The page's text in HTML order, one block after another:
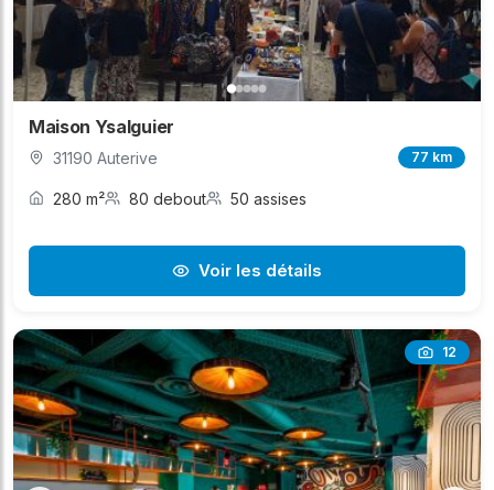
Maison Ysalguier
31190 Auterive 77 km
280 m² 80 debout 50 assises
Voir les détails
12